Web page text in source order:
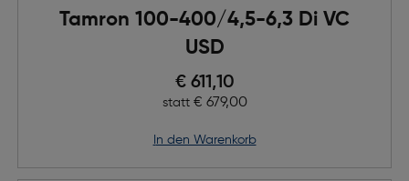
Tamron 100-400/4,5-6,3 Di VC
USD
Preis nach Rabatts
€ 611,10
statt Ursprünglicher Preis
€ 679,00
in den Warenkorb